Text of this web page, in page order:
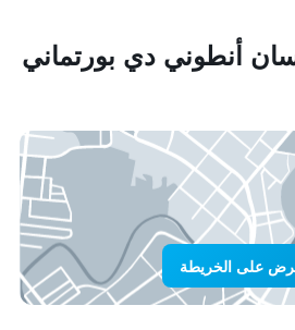
أنطوني دي بورتماني
على الخريطة